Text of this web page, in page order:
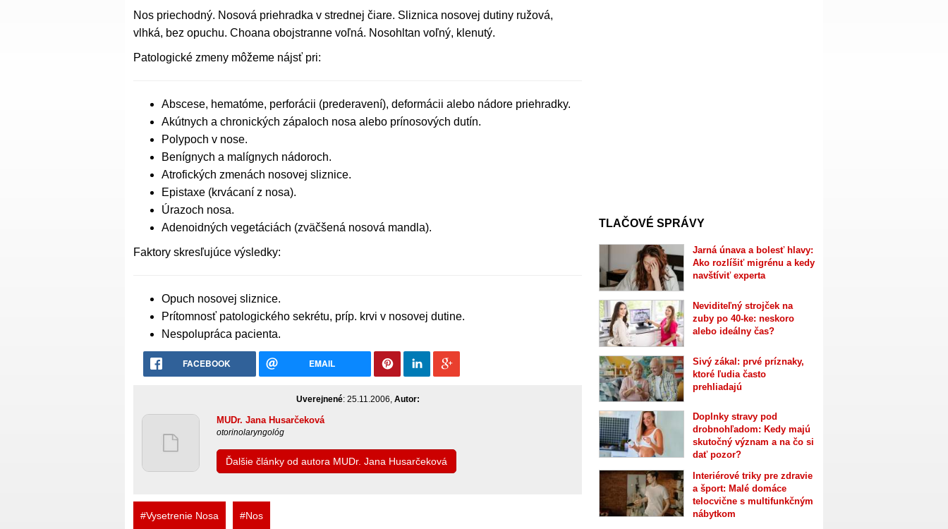
Nos priechodný. Nosová priehradka v strednej čiare. Sliznica nosovej dutiny ružová,
vlhká, bez opuchu. Choana obojstranne voľná. Nosohltan voľný, klenutý.
Patologické zmeny môžeme nájsť pri:
Abscese, hematóme, perforácii (prederavení), deformácii alebo nádore priehradky.
Akútnych a chronických zápaloch nosa alebo prínosových dutín.
Polypoch v nose.
Benígnych a malígnych nádoroch.
Atrofických zmenách nosovej sliznice.
Epistaxe (krvácaní z nosa).
Úrazoch nosa.
Adenoidných vegetáciách (zväčšená nosová mandla).
Faktory skresľujúce výsledky:
Opuch nosovej sliznice.
Prítomnosť patologického sekrétu, príp. krvi v nosovej dutine.
Nespolupráca pacienta.
FACEBOOK EMAIL
Uverejnené: 25.11.2006, Autor:
MUDr. Jana Husarčeková
otorinolaryngológ
Ďalšie články od autora MUDr. Jana Husarčeková
#Vysetrenie Nosa #Nos
TLAČOVÉ SPRÁVY
Jarná únava a bolesť hlavy:
Ako rozlíšiť migrénu a kedy
navštíviť experta
Neviditeľný strojček na
zuby po 40-ke: neskoro
alebo ideálny čas?
Sivý zákal: prvé príznaky,
ktoré ľudia často
prehliadajú
Doplnky stravy pod
drobnohľadom: Kedy majú
skutočný význam a na čo si
dať pozor?
Interiérové triky pre zdravie
a šport: Malé domáce
telocvične s multifunkčným
nábytkom